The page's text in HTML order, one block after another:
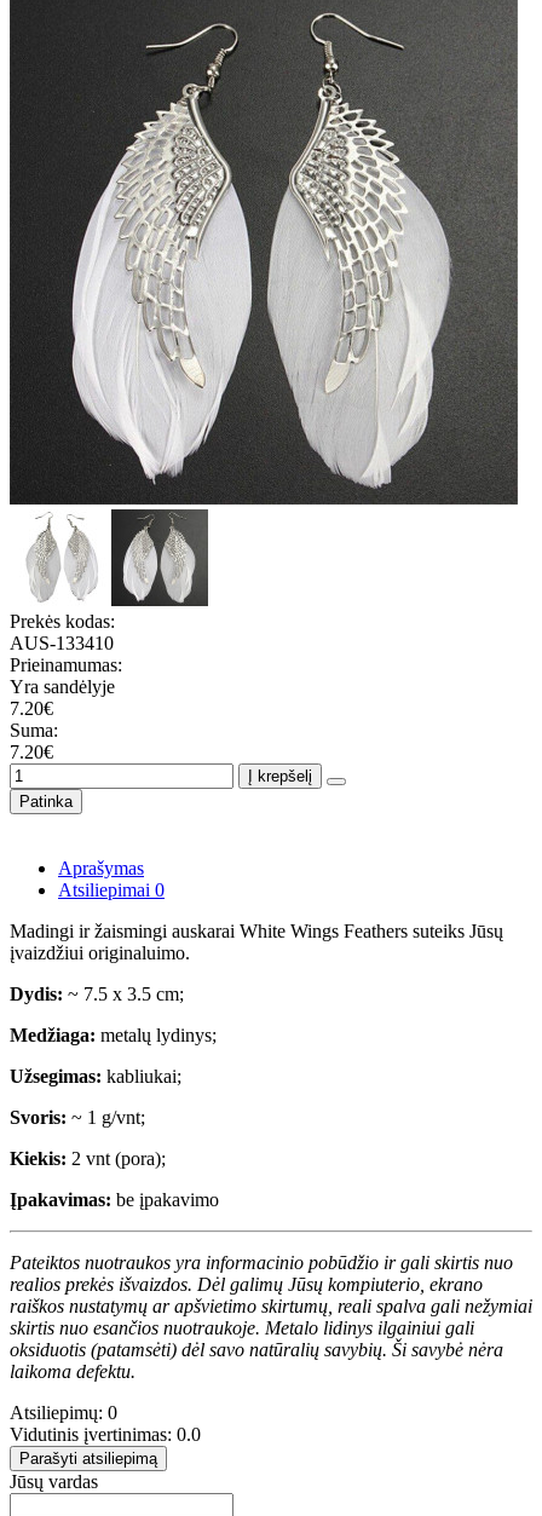
Prekės kodas:
AUS-133410
Prieinamumas:
Yra sandėlyje
7.20€
Suma:
7.20€
Į krepšelį
Patinka
Aprašymas
Atsiliepimai 0
Madingi ir žaismingi auskarai White Wings Feathers suteiks Jūsų
įvaizdžiui originaluimo.
Dydis: ~ 7.5 x 3.5 cm;
Medžiaga: metalų lydinys;
Užsegimas: kabliukai;
Svoris: ~ 1 g/vnt;
Kiekis: 2 vnt (pora);
Įpakavimas: be įpakavimo
Pateiktos nuotraukos yra informacinio pobūdžio ir gali skirtis nuo
realios prekės išvaizdos. Dėl galimų Jūsų kompiuterio, ekrano
raiškos nustatymų ar apšvietimo skirtumų, reali spalva gali nežymiai
skirtis nuo esančios nuotraukoje. Metalo lidinys ilgainiui gali
oksiduotis (patamsėti) dėl savo natūralių savybių. Ši savybė nėra
laikoma defektu.
Atsiliepimų: 0
Vidutinis įvertinimas: 0.0
Parašyti atsiliepimą
Jūsų vardas